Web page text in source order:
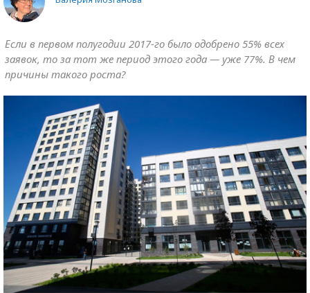
Если в первом полугодии 2017-го было одобрено 55% всех
заявок, то за тот же период этого года — уже 77%. В чем
причины такого роста?